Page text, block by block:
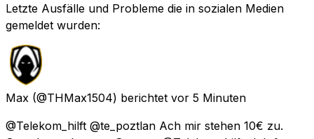
Letzte Ausfälle und Probleme die in sozialen Medien
gemeldet wurden:
Max (@THMax1504) berichtet vor 5 Minuten
@Telekom_hilft @te_poztlan Ach mir stehen 10€ zu.